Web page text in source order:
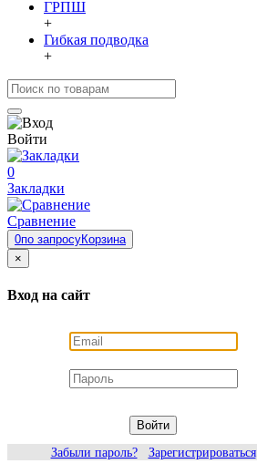
ГРПШ
+
Гибкая подводка
+
Войти
0
Закладки
Сравнение
0по запросуКорзина
×
Вход на сайт
Войти
Забыли пароль?
Зарегистрироваться